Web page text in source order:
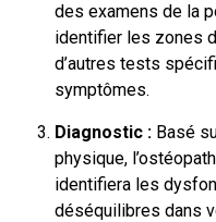
des examens de la
identifier les zones
d’autres tests
symptômes.
Diagnostic : Basé
physique,
identifiera les
déséquilibres dans